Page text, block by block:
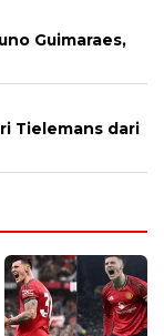
Guimaraes,
Tielemans dari